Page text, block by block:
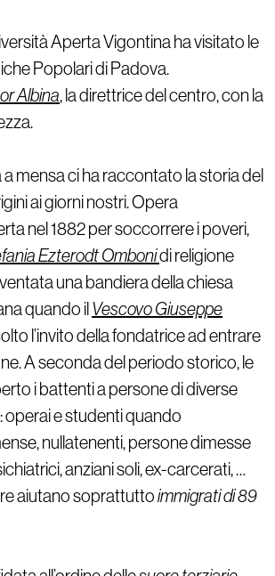
Aperta Vigontina ha visitato le
Popolari di Padova.
Albina, la direttrice del centro, con la
a mensa ci ha raccontato la storia del
ai giorni nostri. Opera
nel 1882 per soccorrere i poveri,
Ezterodt Ombonidi religione
una bandiera della chiesa
quando il Vescovo Giuseppe
l’invito della fondatrice ad entrare
A seconda del periodo storico, le
i battenti a persone di diverse
operai e studenti quando
nullatenenti, persone dimesse
anziani soli, ex-carcerati, …
aiutano soprattuttoimmigrati di 89